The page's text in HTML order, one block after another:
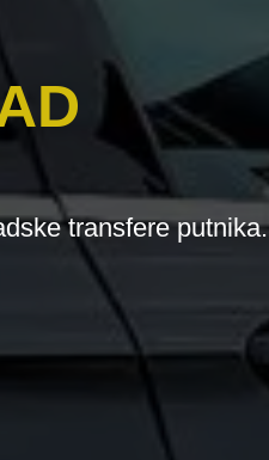
transfere putnika.